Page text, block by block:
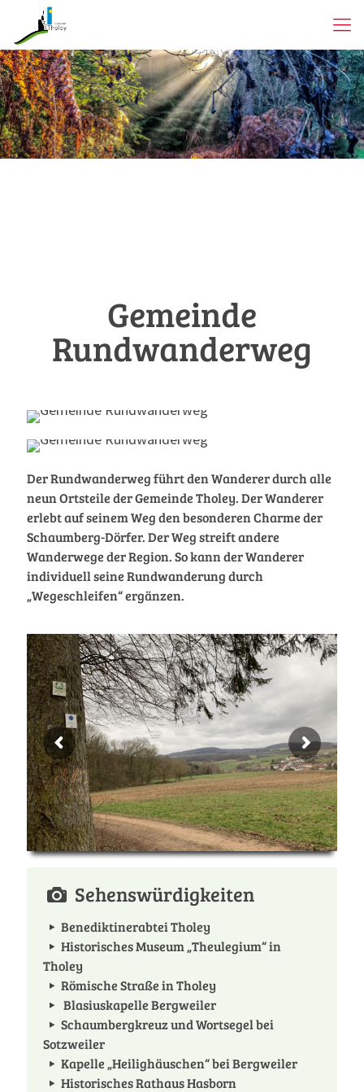
Gemeinde
Rundwanderweg
Der Rundwanderweg führt den Wanderer durch alle
neun Ortsteile der Gemeinde Tholey. Der Wanderer
erlebt auf seinem Weg den besonderen Charme der
Schaumberg-Dörfer. Der Weg streift andere
Wanderwege der Region. So kann der Wanderer
individuell seine Rundwanderung durch
„Wegeschleifen“ ergänzen.
Sehenswürdigkeiten
Benediktinerabtei Tholey
Historisches Museum „Theulegium“ in
Tholey
Römische Straße in Tholey
Blasiuskapelle Bergweiler
Schaumbergkreuz und Wortsegel bei
Sotzweiler
Kapelle „Heilighäuschen“ bei Bergweiler
Historisches Rathaus Hasborn